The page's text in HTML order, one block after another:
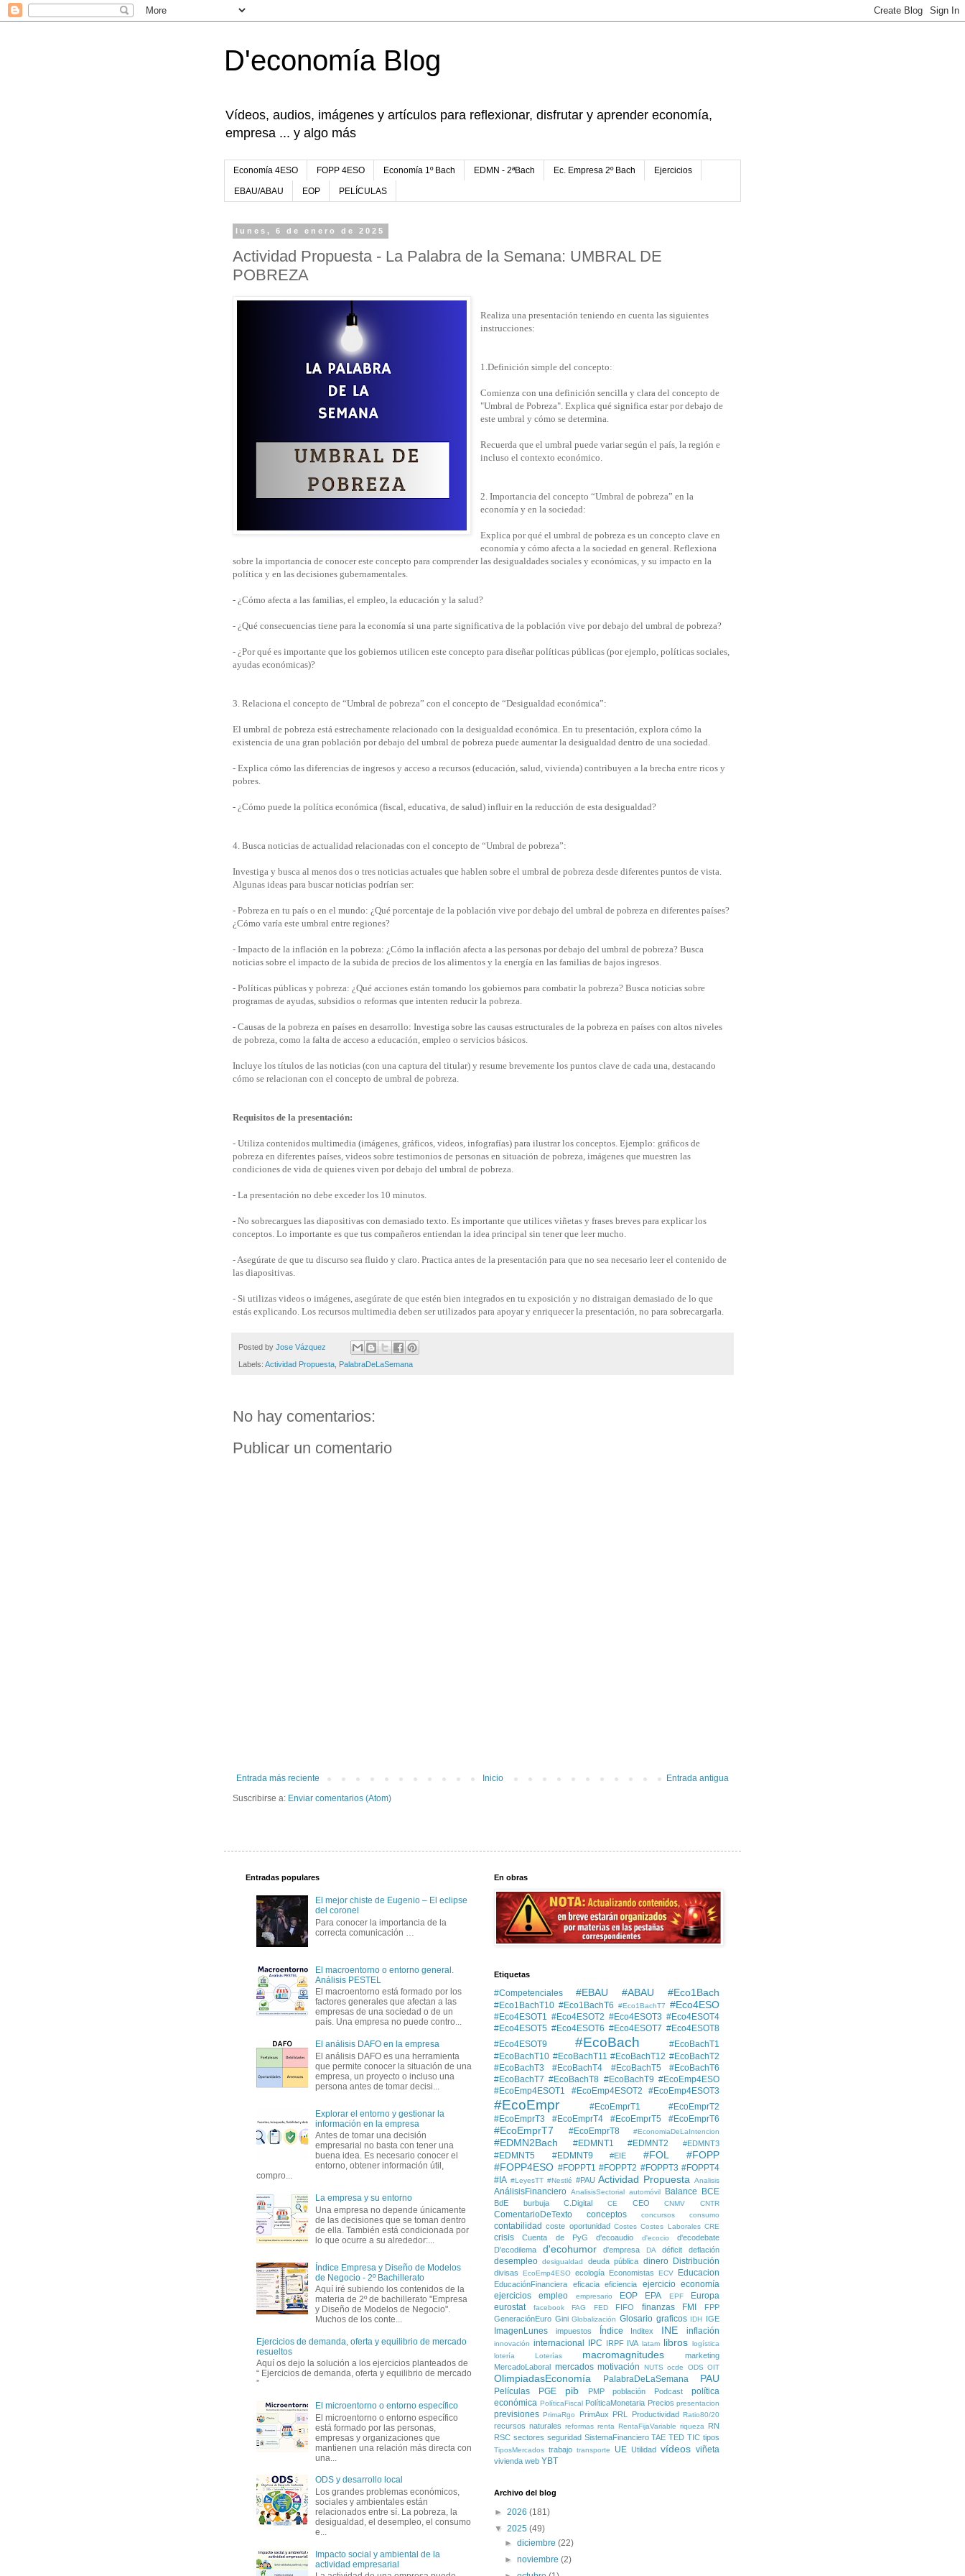
D'economía Blog
Vídeos, audios, imágenes y artículos para reflexionar, disfrutar y aprender economía,
empresa ... y algo más
Economía 4ESO FOPP 4ESO Economía 1º Bach EDMN - 2ªBach Ec. Empresa 2º Bach Ejercicios
EBAU/ABAU EOP PELÍCULAS
lunes, 6 de enero de 2025
Actividad Propuesta - La Palabra de la Semana: UMBRAL DE
POBREZA
Realiza una presentación teniendo en cuenta las siguientes
instrucciones:
1.Definición simple del concepto:
Comienza con una definición sencilla y clara del concepto de
"Umbral de Pobreza". Explica qué significa estar por debajo de
este umbral y cómo se determina.
Recuerda que el umbral puede variar según el país, la región e
incluso el contexto económico.
2. Importancia del concepto “Umbral de pobreza” en la
economía y en la sociedad:
Explica por qué el umbral de pobreza es un concepto clave en
economía y cómo afecta a la sociedad en general. Reflexiona
sobre la importancia de conocer este concepto para comprender las desigualdades sociales y económicas, y su impacto en la
política y en las decisiones gubernamentales.
- ¿Cómo afecta a las familias, el empleo, la educación y la salud?
- ¿Qué consecuencias tiene para la economía si una parte significativa de la población vive por debajo del umbral de pobreza?
- ¿Por qué es importante que los gobiernos utilicen este concepto para diseñar políticas públicas (por ejemplo, políticas sociales,
ayudas económicas)?
3. Relaciona el concepto de “Umbral de pobreza” con el concepto de “Desigualdad económica”:
El umbral de pobreza está estrechamente relacionado con la desigualdad económica. En tu presentación, explora cómo la
existencia de una gran población por debajo del umbral de pobreza puede aumentar la desigualdad dentro de una sociedad.
- Explica cómo las diferencias de ingresos y acceso a recursos (educación, salud, vivienda) contribuyen a la brecha entre ricos y
pobres.
- ¿Cómo puede la política económica (fiscal, educativa, de salud) influir en la reducción de esta desigualdad?
4. Busca noticias de actualidad relacionadas con el concepto de “Umbral de pobreza”:
Investiga y busca al menos dos o tres noticias actuales que hablen sobre el umbral de pobreza desde diferentes puntos de vista.
Algunas ideas para buscar noticias podrían ser:
- Pobreza en tu país o en el mundo: ¿Qué porcentaje de la población vive por debajo del umbral de pobreza en diferentes países?
¿Cómo varía este umbral entre regiones?
- Impacto de la inflación en la pobreza: ¿Cómo la inflación afecta a las personas por debajo del umbral de pobreza? Busca
noticias sobre el impacto de la subida de precios de los alimentos y la energía en las familias de bajos ingresos.
- Políticas públicas y pobreza: ¿Qué acciones están tomando los gobiernos para combatir la pobreza? Busca noticias sobre
programas de ayudas, subsidios o reformas que intenten reducir la pobreza.
- Causas de la pobreza en países en desarrollo: Investiga sobre las causas estructurales de la pobreza en países con altos niveles
de pobreza, como la falta de acceso a educación, empleo o servicios básicos.
Incluye los títulos de las noticias (con una captura del titular) y resume brevemente los puntos clave de cada una, destacando
cómo se relacionan con el concepto de umbral de pobreza.
Requisitos de la presentación:
- Utiliza contenidos multimedia (imágenes, gráficos, videos, infografías) para ilustrar los conceptos. Ejemplo: gráficos de
pobreza en diferentes países, videos sobre testimonios de personas en situación de pobreza, imágenes que muestren las
condiciones de vida de quienes viven por debajo del umbral de pobreza.
- La presentación no debe exceder los 10 minutos.
- No sobrecargues las diapositivas con demasiado texto. Es importante que utilices viñetas y frases breves para explicar los
conceptos. Lo importante es que tus compañeros entiendan la idea principal sin tener que leer mucho.
- Asegúrate de que tu discurso sea fluido y claro. Practica antes de la presentación para que no sea necesario leer el contenido de
las diapositivas.
- Si utilizas videos o imágenes, asegúrate de que estén bien integrados en tu exposición y no distraigan demasiado de lo que
estás explicando. Los recursos multimedia deben ser utilizados para apoyar y enriquecer la presentación, no para sobrecargarla.
Posted by Jose Vázquez
Labels: Actividad Propuesta PalabraDeLaSemana
No hay comentarios:
Publicar un comentario
Entrada más reciente Entrada antigua
Inicio
Suscribirse a: Enviar comentarios (Atom)
Entradas populares
El mejor chiste de Eugenio – El eclipse
del coronel
Para conocer la importancia de la
correcta comunicación …
El macroentorno o entorno general.
Análisis PESTEL
El macroentorno está formado por los
factores generales que afectan a las
empresas de una sociedad o de un
país. Una empresa no puede contro...
El análisis DAFO en la empresa
El análisis DAFO es una herramienta
que permite conocer la situación de una
empresa, un proyecto o incluso una
persona antes de tomar decisi...
Explorar el entorno y gestionar la
información en la empresa
Antes de tomar una decisión
empresarial no basta con tener una
buena idea. Es necesario conocer el
entorno, obtener información útil,
compro...
La empresa y su entorno
Una empresa no depende únicamente
de las decisiones que se toman dentro
de ella. También está condicionada por
lo que ocurre a su alrededor:...
Índice Empresa y Diseño de Modelos
de Negocio - 2º Bachillerato
Aquí iré subiendo los contenidos de la
materia de 2º de bachillerato "Empresa
y Diseño de Modelos de Negocio".
Muchos de los conte...
Ejercicios de demanda, oferta y equilibrio de mercado
resueltos
Aquí os dejo la solución a los ejercicios planteados de
“ Ejercicios de demanda, oferta y equilibrio de mercado
”
El microentorno o entorno específico
El microentorno o entorno específico
está formado por las personas,
empresas y organizaciones que
mantienen una relación más directa con
una...
ODS y desarrollo local
Los grandes problemas económicos,
sociales y ambientales están
relacionados entre sí. La pobreza, la
desigualdad, el desempleo, el consumo
e...
Impacto social y ambiental de la
actividad empresarial
En obras
Etiquetas
#Competenciales #EBAU #ABAU #Eco1Bach
#Eco1BachT10 #Eco1BachT6 #Eco1BachT7 #Eco4ESO
#Eco4ESOT1 #Eco4ESOT2 #Eco4ESOT3 #Eco4ESOT4
#Eco4ESOT5 #Eco4ESOT6 #Eco4ESOT7 #Eco4ESOT8
#Eco4ESOT9
#EcoBach
#EcoBachT1
#EcoBachT10 #EcoBachT11 #EcoBachT12 #EcoBachT2
#EcoBachT3
#EcoBachT4 #EcoBachT5
#EcoBachT6
#EcoBachT7 #EcoBachT8 #EcoBachT9 #EcoEmp4ESO
#EcoEmp4ESOT1
#EcoEmp4ESOT2 #EcoEmp4ESOT3
#EcoEmpr #EcoEmprT1
#EcoEmprT2
#EcoEmprT3
#EcoEmprT4 #EcoEmprT5 #EcoEmprT6
#EcoEmprT7 #EcoEmprT8 #EconomiaDeLaIntencion
#EDMN2Bach #EDMNT1 #EDMNT2 #EDMNT3
#EDMNT5 #EDMNT9 #EIE #FOL
#FOPP
#FOPP4ESO #FOPPT1 #FOPPT2 #FOPPT3 #FOPPT4
#IA #LeyesTT #Nestlé #PAU Actividad Propuesta Analisis
AnálisisFinanciero AnalisisSectorial automóvil Balance BCE
BdE burbuja C.Digital CE CEO CNMV CNTR
ComentarioDeTexto conceptos concursos consumo
contabilidad coste oportunidad Costes Costes Laborales CRE
crisis Cuenta de PyG d'ecoaudio d'ecocio
d'ecodebate
D'ecodilema
d'ecohumor d'empresa DA déficit deflación
desempleo desigualdad deuda pública dinero Distribución
divisas EcoEmp4ESO ecología Economistas ECV Educacion
EducaciónFinanciera eficacia eficiencia
ejercicio economía
ejercicios
empleo empresario EOP EPA EPF
Europa
eurostat
facebook FAG FED FIFO finanzas FMI
FPP
GeneraciónEuro Gini Globalización Glosario graficos IDH IGE
ImagenLunes impuestos Índice Inditex INE inflación
innovación internacional IPC IRPF IVA latam libros logística
lotería
Loterías macromagnitudes
marketing
MercadoLaboral mercados motivación NUTS ocde ODS OIT
OlimpiadasEconomía PalabraDeLaSemana PAU
Películas PGE pib PMP población Podcast
política
económica PolíticaFiscal PolíticaMonetaria Precios presentacion
previsiones PrimaRgo PrimAux PRL Productividad Ratio80/20
recursos naturales reformas renta RentaFijaVariable riqueza
RN
RSC sectores seguridad SistemaFinanciero TAE TED TIC tipos
TiposMercados trabajo transporte UE Utilidad vídeos viñeta
vivienda web YBT
Archivo del blog
► 2026 (181)
▼ 2025 (49)
►diciembre(22)
►noviembre(2)